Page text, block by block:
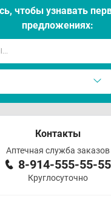
чтобы узнавать
предложениях:
Контакты
Аптечная служба заказов
8-914-555-55-55
Круглосуточно